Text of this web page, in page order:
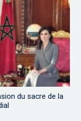
du sacre de la